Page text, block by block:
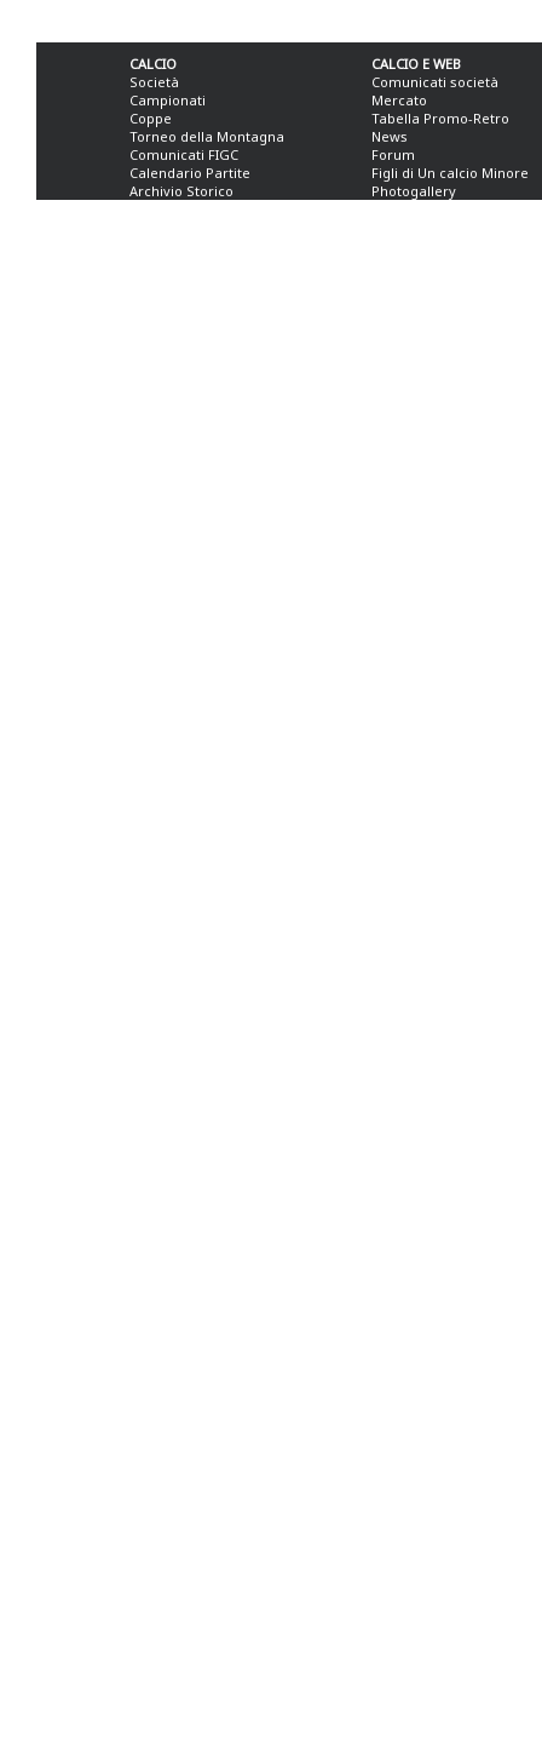
CALCIO
Società
Campionati
Coppe
Torneo della Montagna
Comunicati FIGC
Calendario Partite
Archivio Storico
CALCIO E WEB
Comunicati società
Mercato
Tabella Promo-Retro
News
Forum
Figli di Un calcio Minore
Photogallery